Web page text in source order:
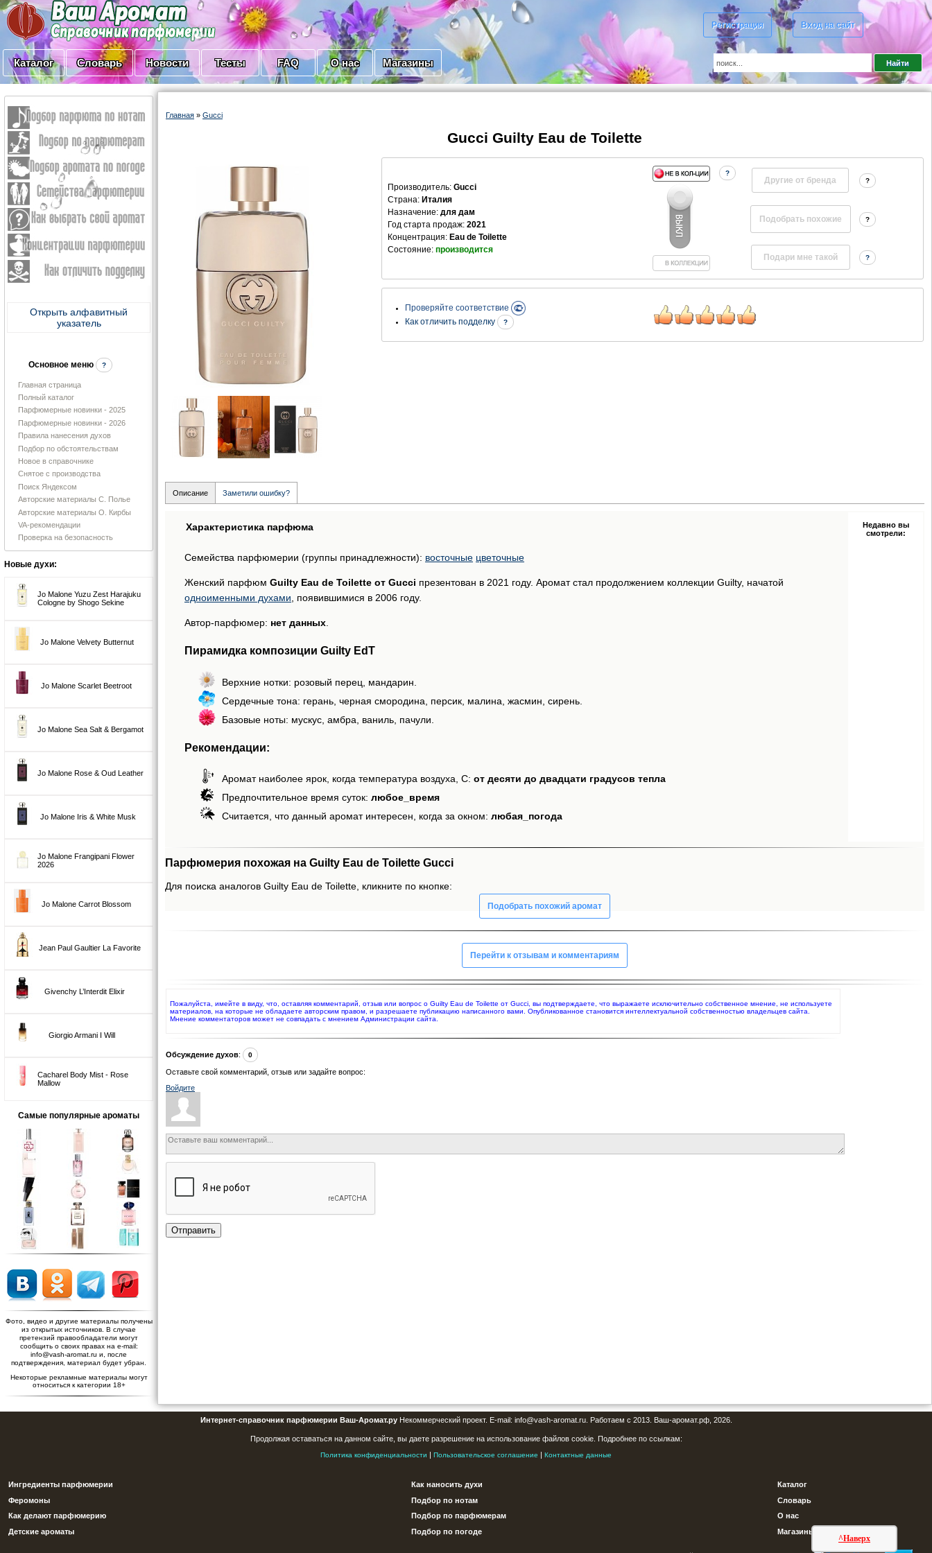
Регистрация Вход на сайт
Каталог Словарь Новости Тесты FAQ О нас Магазины
Открыть алфавитный
указатель
Основное меню ?
Главная страница
Полный каталог
Парфюмерные новинки - 2025
Парфюмерные новинки - 2026
Правила нанесения духов
Подбор по обстоятельствам
Новое в справочнике
Снятое с производства
Поиск Яндексом
Авторские материалы С. Полье
Авторские материалы О. Кирбы
VA-рекомендации
Проверка на безопасность
Новые духи:
Jo Malone Yuzu Zest Harajuku
Cologne by Shogo Sekine
Jo Malone Velvety Butternut
Jo Malone Scarlet Beetroot
Jo Malone Sea Salt & Bergamot
Jo Malone Rose & Oud Leather
Jo Malone Iris & White Musk
Jo Malone Frangipani Flower
2026
Jo Malone Carrot Blossom
Jean Paul Gaultier La Favorite
Givenchy L’Interdit Elixir
Giorgio Armani I Will
Cacharel Body Mist - Rose
Mallow
Самые популярные ароматы
Фото, видео и другие материалы получены
из открытых источников. В случае
претензий правообладатели могут
сообщить о своих правах на e-mail:
info@vash-aromat.ru и, после
подтверждения, материал будет убран.
Некоторые рекламные материалы могут
относиться к категории 18+
Главная » Gucci
Gucci Guilty Eau de Toilette
Производитель: Gucci
Страна: Италия
Назначение: для дам
Год старта продаж: 2021
Концентрация: Eau de Toilette
Состояние: производится
?
Другие от бренда ?
?
?
Проверяйте соответствие
Как отличить подделку
?
Описание Заметили ошибку?
Характеристика парфюма
Семейства парфюмерии (группы принадлежности): восточные цветочные
Женский парфюм Guilty Eau de Toilette от Gucci презентован в 2021 году. Аромат стал продолжением коллекции Guilty, начатой
одноименными духами , появившимися в 2006 году.
Автор-парфюмер: нет данных
Пирамидка композиции Guilty EdT
Верхние нотки: розовый перец, мандарин.
Сердечные тона: герань, черная смородина, персик, малина, жасмин, сирень.
Базовые ноты: мускус, амбра, ваниль, пачули.
Рекомендации:
Аромат наиболее ярок, когда температура воздуха, С: от десяти до двадцати градусов тепла
Предпочтительное время суток: любое_время
Считается, что данный аромат интересен, когда за окном: любая_погода
Недавно вы
смотрели:
Парфюмерия похожая на Guilty Eau de Toilette Gucci
Для поиска аналогов Guilty Eau de Toilette, кликните по кнопке:
Подобрать похожий аромат
Перейти к отзывам и комментариям
Пожалуйста, имейте в виду, что, оставляя комментарий, отзыв или вопрос о Guilty Eau de Toilette от Gucci, вы подтверждаете, что выражаете исключительно собственное мнение, не используете
материалов, на которые не обладаете авторским правом, и разрешаете публикацию написанного вами. Опубликованное становится интеллектуальной собственностью владельцев сайта.
Мнение комментаторов может не совпадать с мнением Администрации сайта.
Обсуждение духов: 0
Оставьте свой комментарий, отзыв или задайте вопрос:
Войдите
Отправить
^Наверх
Интернет-справочник парфюмерии Ваш-Аромат.руНекоммерческий проект. E-mail: info@vash-aromat.ru. Работаем с 2013. Ваш-аромат.рф, 2026.
Продолжая оставаться на данном сайте, вы даете разрешение на использование файлов cookie. Подробнее по ссылкам:
Политика конфиденциальности | Пользовательское соглашение | Контактные данные
Ингредиенты парфюмерии
Феромоны
Как делают парфюмерию
Детские ароматы
Как наносить духи
Подбор по нотам
Подбор по парфюмерам
Подбор по погоде
Каталог
Словарь
О нас
Магазины